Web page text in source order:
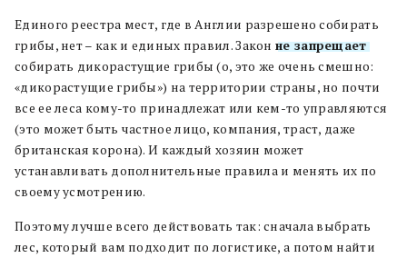
Единого реестра мест, где в Англии разрешено собирать
грибы, нет – как и единых правил. Закон не запрещает
собирать дикорастущие грибы (о, это же очень смешно:
«дикорастущие грибы») на территории страны, но почти
все ее леса кому-то принадлежат или кем-то управляются
(это может быть частное лицо, компания, траст, даже
британская корона). И каждый хозяин может
устанавливать дополнительные правила и менять их по
своему усмотрению.
Поэтому лучше всего действовать так: сначала выбрать
лес, который вам подходит по логистике, а потом найти